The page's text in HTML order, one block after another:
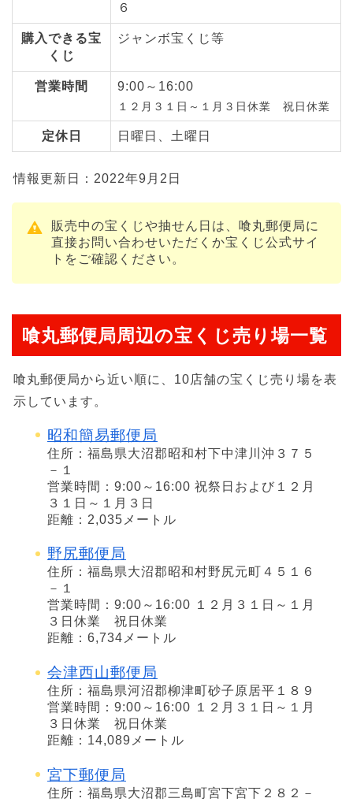
６
購入できる宝
くじ
ジャンボ宝くじ等
営業時間 9:00～16:00
１２月３１日～１月３日休業 祝日休業
定休日 日曜日、土曜日
情報更新日：2022年9月2日
販売中の宝くじや抽せん日は、喰丸郵便局に
直接お問い合わせいただくか宝くじ公式サイ
トをご確認ください。
喰丸郵便局周辺の宝くじ売り場一覧
喰丸郵便局から近い順に、10店舗の宝くじ売り場を表
示しています。
昭和簡易郵便局
住所：福島県大沼郡昭和村下中津川沖３７５
－１
営業時間：9:00～16:00 祝祭日および１２月
３１日～１月３日
距離：2,035メートル
野尻郵便局
住所：福島県大沼郡昭和村野尻元町４５１６
－１
営業時間：9:00～16:00 １２月３１日～１月
３日休業 祝日休業
距離：6,734メートル
会津西山郵便局
住所：福島県河沼郡柳津町砂子原居平１８９
営業時間：9:00～16:00 １２月３１日～１月
３日休業 祝日休業
距離：14,089メートル
宮下郵便局
住所：福島県大沼郡三島町宮下宮下２８２－